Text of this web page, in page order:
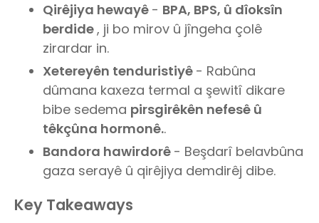
Qirêjiya hewayê - BPA, BPS, û dîoksîn
berdide, ji bo mirov û jîngeha çolê
zirardar in.
Xetereyên tenduristiyê - Rabûna
dûmana kaxeza termal a şewitî dikare
bibe sedema pirsgirêkên nefesê û
têkçûna hormonê..
Bandora hawirdorê - Beşdarî belavbûna
gaza serayê û qirêjiya demdirêj dibe.
Key Takeaways